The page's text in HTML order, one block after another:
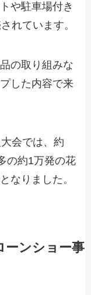
や駐車場付き
れています。
の取り組みな
した内容で来
会では、約
の約1万発の花
なりました。
ーンショー事